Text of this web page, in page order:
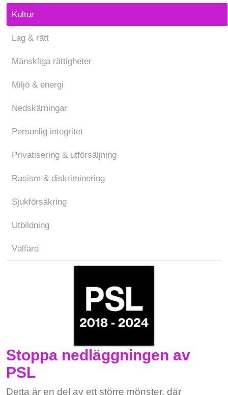
Kultur
Lag & rätt
Mänskliga rättigheter
Miljö & energi
Nedskärningar
Personlig integritet
Privatisering & utförsäljning
Rasism & diskriminering
Sjukförsäkring
Utbildning
Välfärd
Stoppa nedläggningen av
PSL
Detta är en del av ett större mönster, där